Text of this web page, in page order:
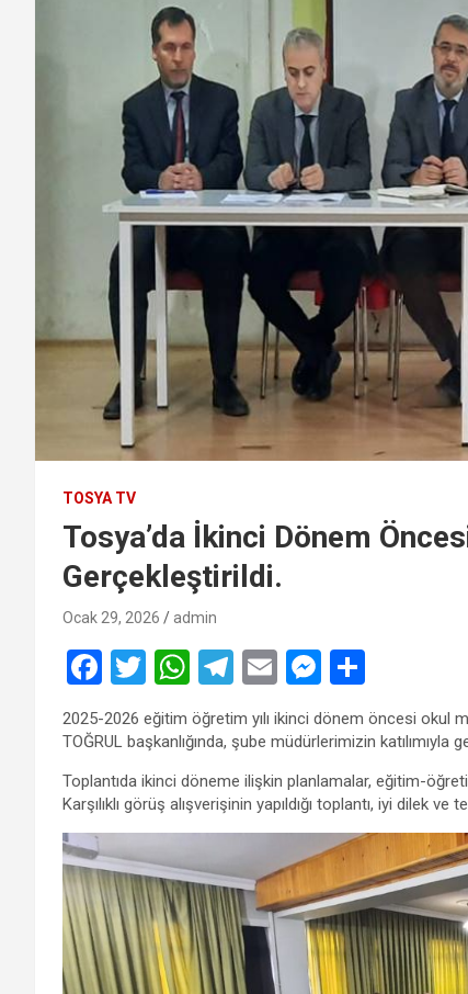
TOSYA TV
Tosya’da İkinci Dönem
Gerçekleştirildi.
Ocak 29, 2026 admin
F
a
ce
b
o
o
k
T
wi
tt
er
W
h
at
s
A
p
p
T
e
gr
a
m
E
m
ail
M
es
se
n
g
er
h
ar
e
2025-2026 eğitim öğretim yılı ikinci dönem öncesi okul
TOĞRUL başkanlığında, şube müdürlerimizin katılımıyla
Toplantıda ikinci döneme ilişkin planlamalar, eğitim-
Karşılıklı görüş alışverişinin yapıldığı toplantı, iyi dilek ve